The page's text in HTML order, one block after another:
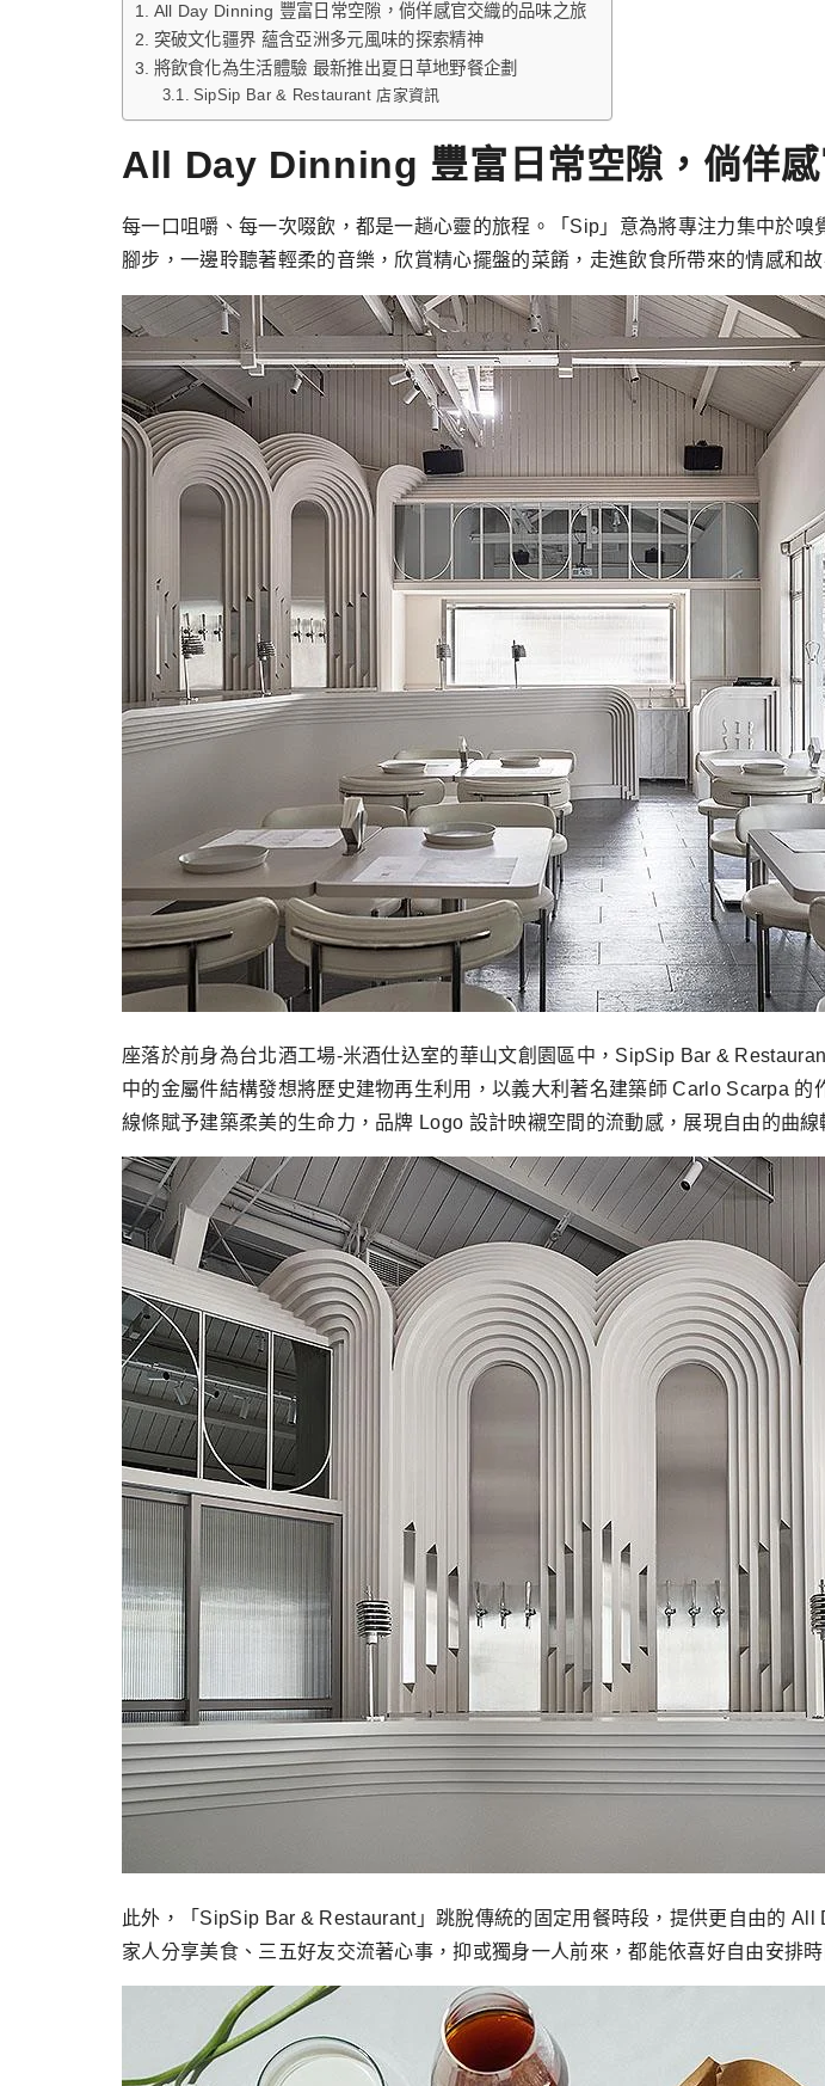
All Day Dinning 豐富日常空隙，倘佯感官交織的品味之旅
突破文化疆界 蘊含亞洲多元風味的探索精神
將飲食化為生活體驗 最新推出夏日草地野餐企劃
SipSip Bar & Restaurant 店家資訊
All Day Dinning 豐富日常空隙，倘佯
每一口咀嚼、每一次啜飲，都是一趟心靈的旅程。「Sip」意為將專注力集中於
腳步，一邊聆聽著輕柔的音樂，欣賞精心擺盤的菜餚，走進飲食所帶來的情感和故
座落於前身為台北酒工場-米酒仕込室的華山文創園區中，SipSip Bar &
中的金屬件結構發想將歷史建物再生利用，以義大利著名建築師 Carlo Scarpa
線條賦予建築柔美的生命力，品牌 Logo 設計映襯空間的流動感，展現自由的曲
此外，「SipSip Bar & Restaurant」跳脫傳統的固定用餐時段，提供更自由的
家人分享美食、三五好友交流著心事，抑或獨身一人前來，都能依喜好自由安排